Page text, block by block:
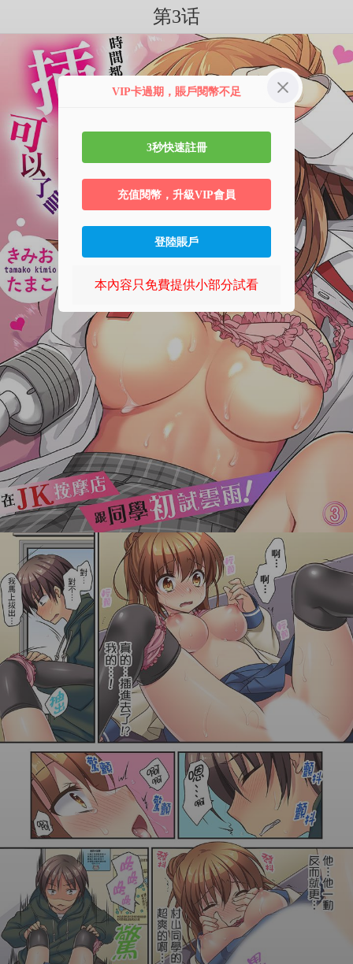
第3话
VIP卡過期，賬戶閱幣不足
3秒快速註冊
充值閱幣，升級VIP會員
登陸賬戶
本內容只免費提供小部分試看